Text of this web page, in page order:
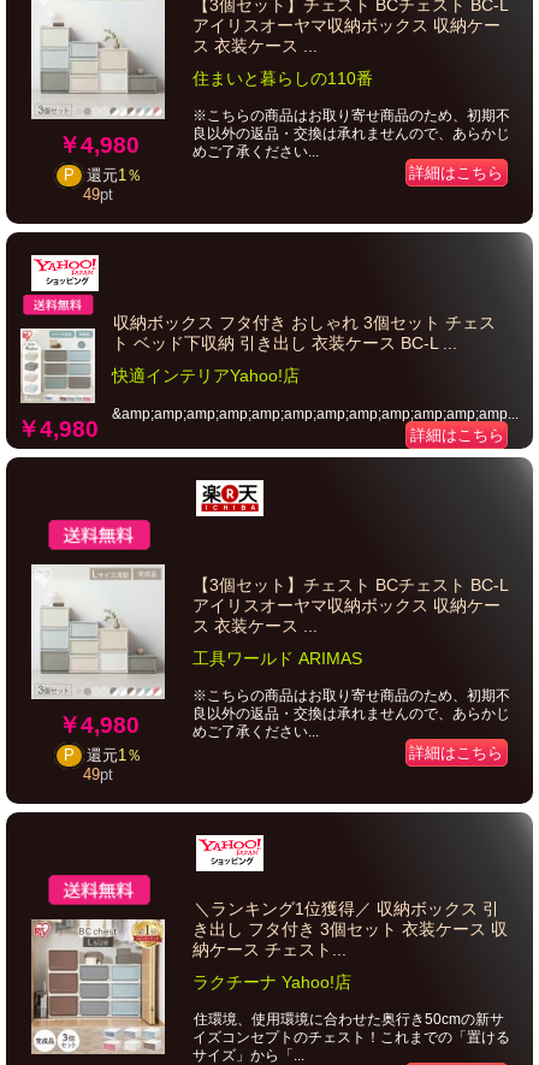
￥4,980
P 還元1％
49pt
【3個セット】チェスト BCチェスト BC-L
アイリスオーヤマ収納ボックス 収納ケー
ス 衣装ケース ...
住まいと暮らしの110番
※こちらの商品はお取り寄せ商品のため、初期不
良以外の返品・交換は承れませんので、あらかじ
めご了承ください...
詳細はこちら
￥4,980
収納ボックス フタ付き おしゃれ 3個セット チェス
ト ベッド下収納 引き出し 衣装ケース BC-L ...
快適インテリアYahoo!店
&amp;amp;amp;amp;amp;amp;amp;amp;amp;amp;amp;amp...
詳細はこちら
￥4,980
P 還元1％
49pt
【3個セット】チェスト BCチェスト BC-L
アイリスオーヤマ収納ボックス 収納ケー
ス 衣装ケース ...
工具ワールド ARIMAS
※こちらの商品はお取り寄せ商品のため、初期不
良以外の返品・交換は承れませんので、あらかじ
めご了承ください...
詳細はこちら
＼ランキング1位獲得／ 収納ボックス 引
き出し フタ付き 3個セット 衣装ケース 収
納ケース チェスト...
ラクチーナ Yahoo!店
住環境、使用環境に合わせた奥行き50cmの新サ
イズコンセプトのチェスト！これまでの「置ける
サイズ」から「...